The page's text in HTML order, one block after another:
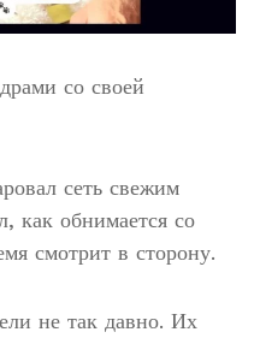
со своей
сеть свежим
как обнимается со
смотрит в сторону.
не так давно. Их